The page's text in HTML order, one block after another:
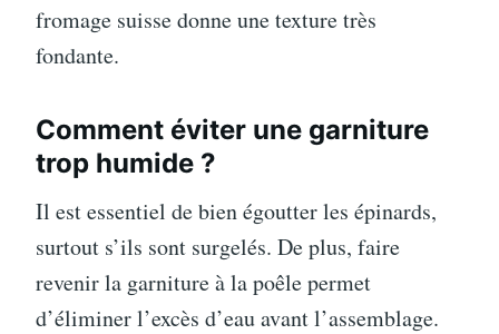
fromage suisse donne une texture très
fondante.
Comment éviter une garniture
trop humide ?
Il est essentiel de bien égoutter les épinards,
surtout s’ils sont surgelés. De plus, faire
revenir la garniture à la poêle permet
d’éliminer l’excès d’eau avant l’assemblage.